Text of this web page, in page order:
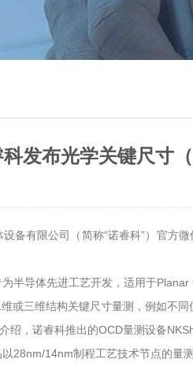
发布光学关键尺寸
备有限公司（简称“诺睿科”）官方
半导体先进工艺开发，适用于
或三维结构关键尺寸量测，例如不
绍，诺睿科推出的OCD量测设备
28nm/14nm制程工艺技术节点的量